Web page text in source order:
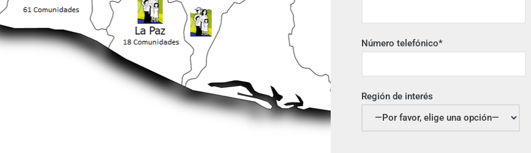
Número telefónico*
Región de interés